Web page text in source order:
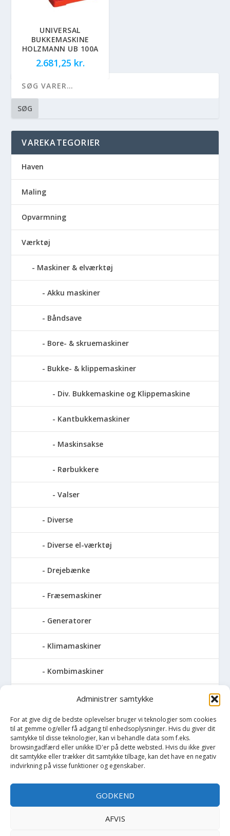
Administrer samtykke
For at give dig de bedste oplevelser bruger vi teknologier som cookies
til at gemme og/eller få adgang til enhedsoplysninger. Hvis du giver dit
samtykke til disse teknologier, kan vi behandle data som f.eks.
browsingadfærd eller unikke ID'er på dette websted. Hvis du ikke giver
dit samtykke eller trækker dit samtykke tilbage, kan det have en negativ
indvirkning på visse funktioner og egenskaber.
GODKEND
AFVIS
UNIVERSAL
BUKKEMASKINE
HOLZMANN UB 100A
2.681,25 kr.
SØG
VAREKATEGORIER
Haven
Maling
Opvarmning
Værktøj
Maskiner & elværktøj
Akku maskiner
Båndsave
Bore- & skruemaskiner
Bukke- & klippemaskiner
Div. Bukkemaskine og Klippemaskine
Kantbukkemaskiner
Maskinsakse
Rørbukkere
Valser
Diverse
Diverse el-værktøj
Drejebænke
Fræsemaskiner
Generatorer
Klimamaskiner
Kombimaskiner
Kompressor
Pressemaskiner
Save
Søjlebore- & bænkboremaskiner